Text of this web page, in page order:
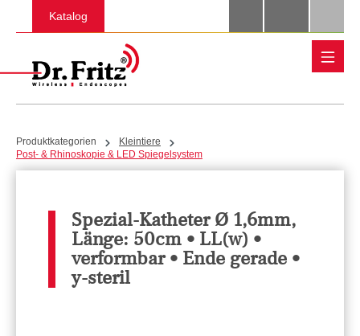
Zum Hauptinhalt springen
Katalog
Produktkategorien
Kleintiere
Post- & Rhinoskopie & LED Spiegelsystem
Spezial-Katheter Ø 1,6mm,
Länge: 50cm • LL(w) •
verformbar • Ende gerade •
y-steril